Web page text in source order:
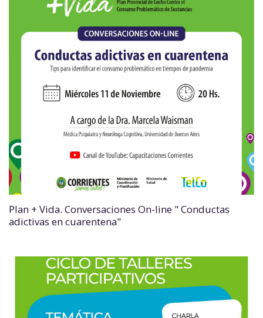
Plan + Vida. Conversaciones On-line " Conductas
adictivas en cuarentena"